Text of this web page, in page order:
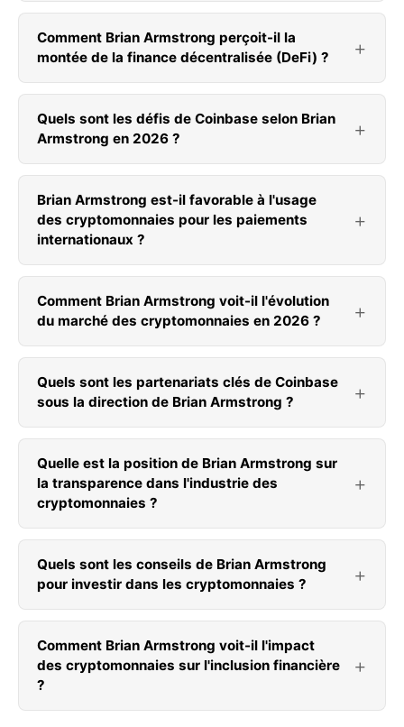
Comment Brian Armstrong perçoit-il la
montée de la finance décentralisée (DeFi) ?
Quels sont les défis de Coinbase selon Brian
Armstrong en 2026 ?
Brian Armstrong est-il favorable à l'usage
des cryptomonnaies pour les paiements
internationaux ?
Comment Brian Armstrong voit-il l'évolution
du marché des cryptomonnaies en 2026 ?
Quels sont les partenariats clés de Coinbase
sous la direction de Brian Armstrong ?
Quelle est la position de Brian Armstrong sur
la transparence dans l'industrie des
cryptomonnaies ?
Quels sont les conseils de Brian Armstrong
pour investir dans les cryptomonnaies ?
Comment Brian Armstrong voit-il l'impact
des cryptomonnaies sur l'inclusion financière
?